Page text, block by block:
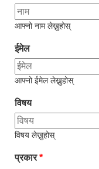
आफ्नो नाम लेख्नुहोस्
ईमेल
आफ्नो ईमेल लेख्नुहोस्
विषय
विषय लेख्नुहोस्
प्रकार*